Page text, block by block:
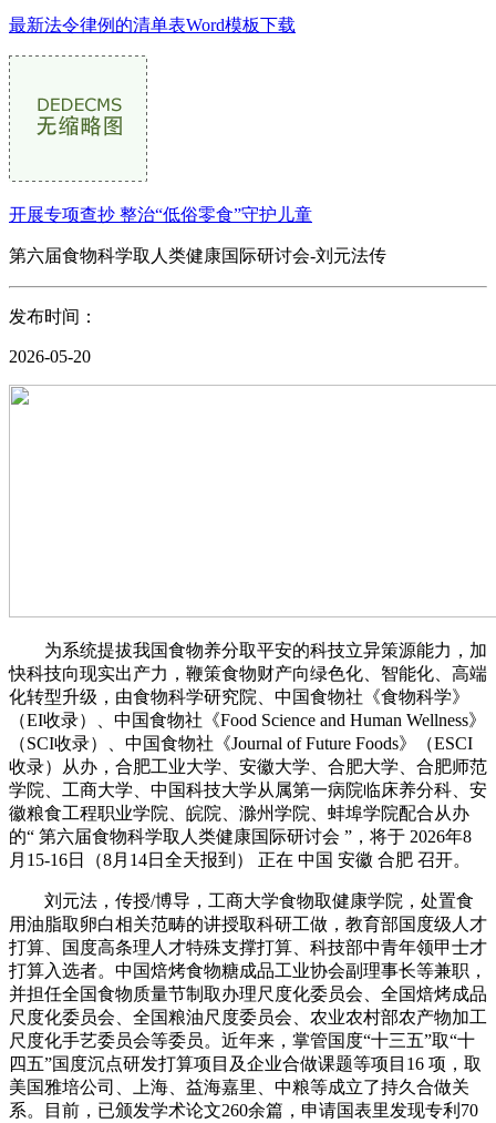
最新法令律例的清单表Word模板下载
开展专项查抄 整治“低俗零食”守护儿童
第六届食物科学取人类健康国际研讨会-刘元法传
发布时间：
2026-05-20
为系统提拔我国食物养分取平安的科技立异策源能力，加
快科技向现实出产力，鞭策食物财产向绿色化、智能化、高端
化转型升级，由食物科学研究院、中国食物社《食物科学》
（EI收录）、中国食物社《Food Science and Human Wellness》
（SCI收录）、中国食物社《Journal of Future Foods》（ESCI
收录）从办，合肥工业大学、安徽大学、合肥大学、合肥师范
学院、工商大学、中国科技大学从属第一病院临床养分科、安
徽粮食工程职业学院、皖院、滁州学院、蚌埠学院配合从办
的“ 第六届食物科学取人类健康国际研讨会 ”，将于 2026年8
月15-16日（8月14日全天报到） 正在 中国 安徽 合肥 召开。
刘元法，传授/博导，工商大学食物取健康学院，处置食
用油脂取卵白相关范畴的讲授取科研工做，教育部国度级人才
打算、国度高条理人才特殊支撑打算、科技部中青年领甲士才
打算入选者。中国焙烤食物糖成品工业协会副理事长等兼职，
并担任全国食物质量节制取办理尺度化委员会、全国焙烤成品
尺度化委员会、全国粮油尺度委员会、农业农村部农产物加工
尺度化手艺委员会等委员。近年来，掌管国度“十三五”取“十
四五”国度沉点研发打算项目及企业合做课题等项目16 项，取
美国雅培公司、上海、益海嘉里、中粮等成立了持久合做关
系。目前，已颁发学术论文260余篇，申请国表里发现专利70